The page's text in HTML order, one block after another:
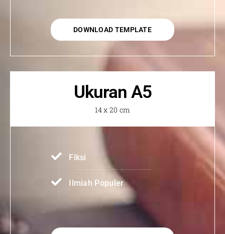
DOWNLOAD TEMPLATE
Ukuran A5
14 x 20 cm
Fiksi
Ilmiah Populer